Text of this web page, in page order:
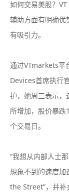
如何交易美股？‌‌
辅助方面有明确优
有吸引力。
通过VTmarkets
Devices首席执行
护，她周三表示，
所增加，股价暴
个交易日。
“我想从内部人士
想象不到的速度加
the Street”，并补